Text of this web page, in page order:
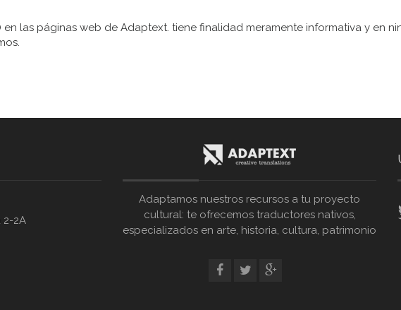
en las páginas web de Adaptext. tiene finalidad meramente informativa y en
2-2A
Adaptamos nuestros recursos a tu proyecto
cultural: te ofrecemos traductores nativos,
especializados en arte, historia, cultura, patrimonio